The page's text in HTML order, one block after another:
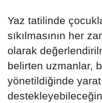
Yaz tatilinde
sıkılmasının her
olarak
belirten uzmanlar,
yönetildiğinde